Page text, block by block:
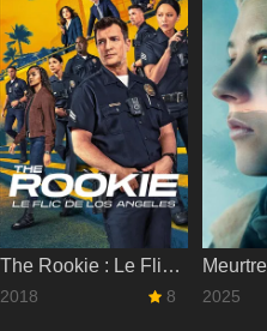
The Rookie : Le Flic de Los Angeles
2018 8 2025